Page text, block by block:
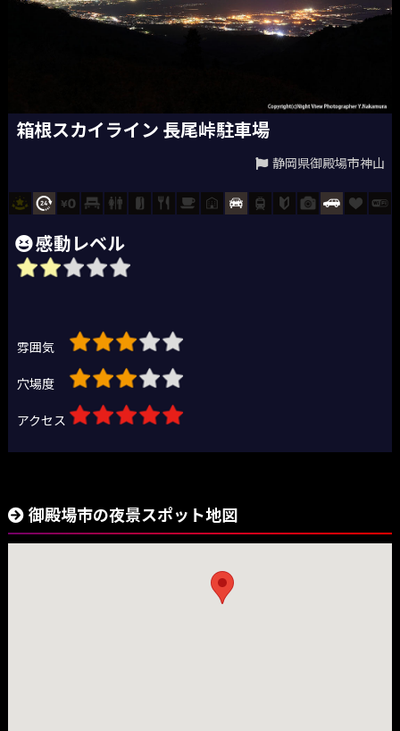
箱根スカイライン 長尾峠駐車場
静岡県御殿場市神山
感動レベル
雰囲気
穴場度
アクセス
御殿場市の夜景スポット地図